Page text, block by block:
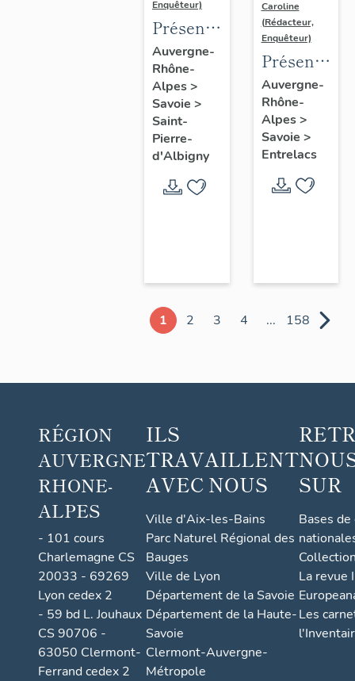
Enquêteur)
Présentation
de la
commune
de Saint-
Pierre-
d'Albigny
Auvergne-
Rhône-
Alpes>
Savoie >
Saint-
Pierre-
d'Albigny
Caroline
(Rédacteur,
Enquêteur)
de la
commune
d'Épersy
Auvergne-
Rhône-
Alpes>
Savoie >
Entrelacs
1 2 3 4 ... 158
RÉGION
AUVERGNE
RHONE-
ALPES
- 101 cours
Charlemagne CS
20033 - 69269
Lyon cedex 2
- 59 bd L. Jouhaux
CS 90706 -
63050 Clermont-
Ferrand cedex 2
ILS
TRAVAILLENT
AVEC NOUS
Ville d'Aix-les-Bains
Parc Naturel Régional des
Bauges
Ville de Lyon
Département de la Savoie
Département de la Haute-
Savoie
Clermont-Auvergne-
Métropole
SUR
Bases
La revue
Les